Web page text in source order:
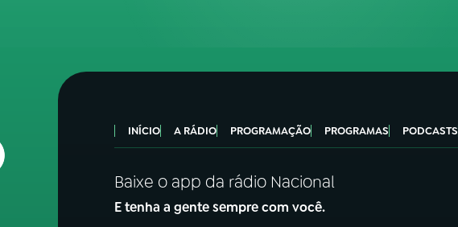
INÍCIO A RÁDIO PROGRAMAÇÃO PROGRAMAS PODCASTS
Baixe o app da rádio Nacional
E tenha a gente sempre com você.